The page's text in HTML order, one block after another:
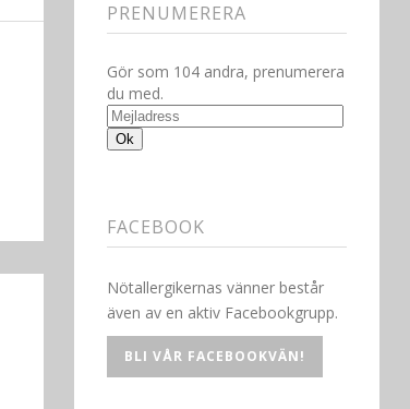
PRENUMERERA
Gör som 104 andra, prenumerera
du med.
Mejladress
Ok
FACEBOOK
Nötallergikernas vänner består
även av en aktiv Facebookgrupp.
BLI VÅR FACEBOOKVÄN!